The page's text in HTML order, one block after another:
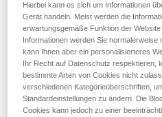
E-Mail
Passwort
Hierbei kann es sich um Informationen
Gerät handeln. Meist werden die
erwartungsgemäße Funktion der
Informationen werden Sie
kann Ihnen aber ein personalisierteres
Ihr Recht auf Datenschutz respektieren,
bestimmte Arten von Cookies nicht
verschiedenen Kategorieüberschriften,
Standardeinstellungen zu ändern. Die
Cookies kann jedoch zu einer